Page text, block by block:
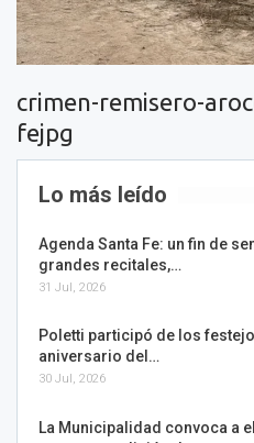
crimen-remisero-
fejpg
Lo más leído
Agenda Santa Fe: un fin de
grandes recitales,…
31 Jul, 2026
Poletti participó de los
aniversario del…
30 Jul, 2026
La Municipalidad convoca a